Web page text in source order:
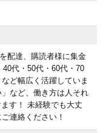
配達、購読者様に集金
代・50代・60代・70
ど幅広く活躍していま
など、働き方は人それ
す！ 未経験でも大丈
連絡ください！